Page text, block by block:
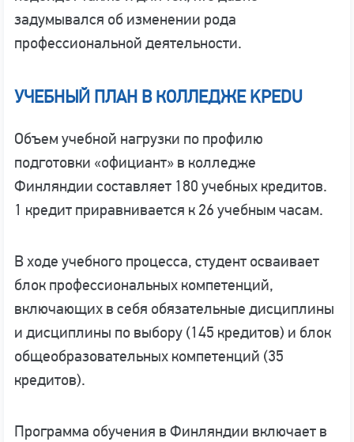
задумывался об изменении рода
профессиональной деятельности.
УЧЕБНЫЙ ПЛАН В КОЛЛЕДЖЕ KPEDU
Объем учебной нагрузки по профилю
подготовки «официант» в колледже
Финляндии составляет 180 учебных кредитов.
1 кредит приравнивается к 26 учебным часам.
В ходе учебного процесса, студент осваивает
блок профессиональных компетенций,
включающих в себя обязательные дисциплины
и дисциплины по выбору (145 кредитов) и блок
общеобразовательных компетенций (35
кредитов).
Программа обучения в Финляндии включает в